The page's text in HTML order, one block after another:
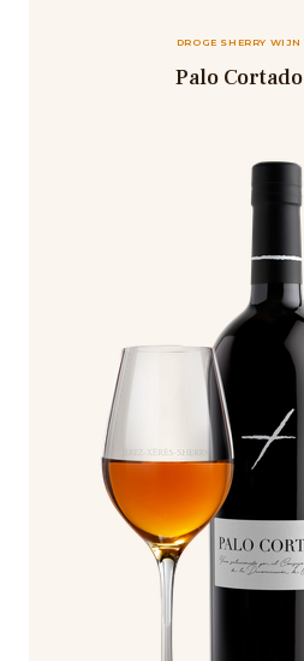
DROGE SHERRY WIJN
Palo Cortado